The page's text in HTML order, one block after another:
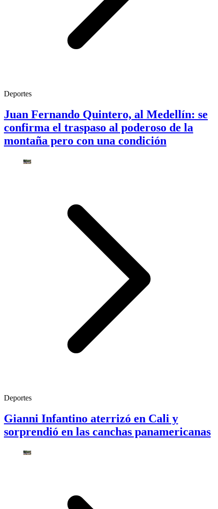
Deportes
Juan Fernando Quintero, al Medellín: se
confirma el traspaso al poderoso de la
montaña pero con una condición
Deportes
Gianni Infantino aterrizó en Cali y
sorprendió en las canchas panamericanas